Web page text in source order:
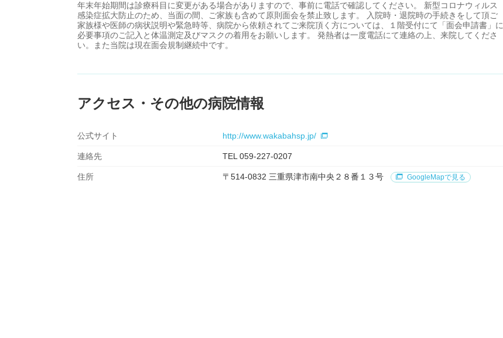
年末年始期間は診療科目に変更がある場合がありますので、事前に電話で確認してください。 新型コロナウィルス
感染症拡大防止のため、当面の間、ご家族も含めて原則面会を禁止致します。 入院時・退院時の手続きをして頂ご
家族様や医師の病状説明や緊急時等、病院から依頼されてご来院頂く方については、１階受付にて「面会申請書」に
必要事項のご記入と体温測定及びマスクの着用をお願いします。 発熱者は一度電話にて連絡の上、来院してくださ
い。また当院は現在面会規制継続中です。
アクセス・その他の病院情報
公式サイト http://www.wakabahsp.jp/
連絡先 TEL 059-227-0207
住所 〒514-0832 三重県津市南中央２８番１３号 GoogleMapで見る